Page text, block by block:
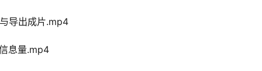
导出成片.mp4
息量.mp4